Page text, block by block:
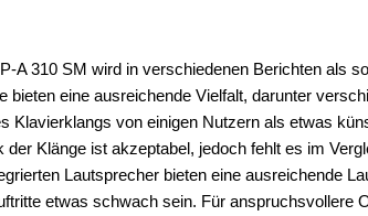
A 310 SM wird in verschiedenen Berichten als
bieten eine ausreichende Vielfalt, darunter
Klavierklangs von einigen Nutzern als etwas
der Klänge ist akzeptabel, jedoch fehlt es im
Lautsprecher bieten eine ausreichende
etwas schwach sein. Für anspruchsvollere